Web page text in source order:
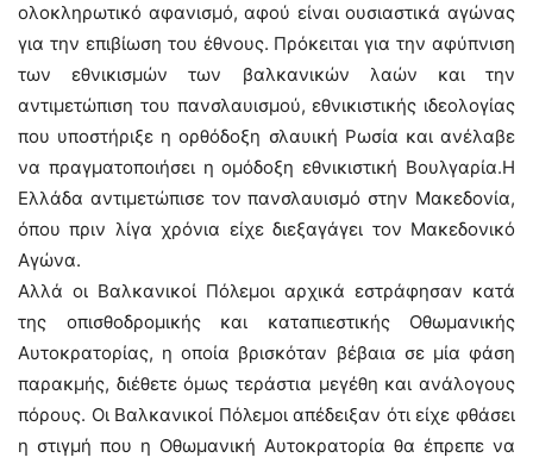
ολοκληρωτικό αφανισμό, αφού είναι ουσιαστικά αγώνας
για την επιβίωση του έθνους. Πρόκειται για την αφύπνιση
των εθνικισμών των βαλκανικών λαών και την
αντιμετώπιση του πανσλαυισμού, εθνικιστικής ιδεολογίας
που υποστήριξε η ορθόδοξη σλαυική Ρωσία και ανέλαβε
να πραγματοποιήσει η ομόδοξη εθνικιστική Βουλγαρία.Η
Ελλάδα αντιμετώπισε τον πανσλαυισμό στην Μακεδονία,
όπου πριν λίγα χρόνια είχε διεξαγάγει τον Μακεδονικό
Αγώνα.
Αλλά οι Βαλκανικοί Πόλεμοι αρχικά εστράφησαν κατά
της οπισθοδρομικής και καταπιεστικής Οθωμανικής
Αυτοκρατορίας, η οποία βρισκόταν βέβαια σε μία φάση
παρακμής, διέθετε όμως τεράστια μεγέθη και ανάλογους
πόρους. Οι Βαλκανικοί Πόλεμοι απέδειξαν ότι είχε φθάσει
η στιγμή που η Οθωμανική Αυτοκρατορία θα έπρεπε να